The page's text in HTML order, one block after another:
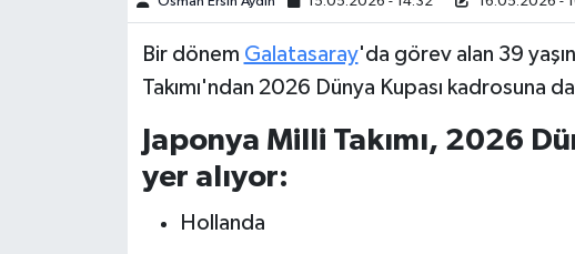
Bir dönem Galatasaray'da görev alan 39
Takımı'ndan 2026 Dünya Kupası kadrosuna
Japonya Milli Takımı, 2026
yer alıyor:
Hollanda
Türkiye Basketbol Ligi
Diğer Basketbol Ligleri